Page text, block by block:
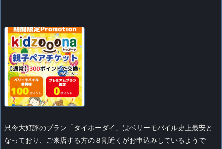
只今大好評のプラン「タイホーダイ」はベリーモバイル史上最安と
なっており、ご来店する方の８割近くがお申込みしているようで